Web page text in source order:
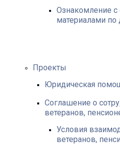
Ознакомление
материалами по
Проекты
Юридическая
Соглашение о
ветеранов,
Условия
ветеранов,